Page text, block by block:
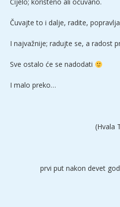
Cijelo; korišteno ali očuvano.
Čuvajte to i dalje, radite,
I najvažnije; radujte se, a radost
Sve ostalo će se nadodati
I malo preko…
(Hvala
prvi put nakon devet